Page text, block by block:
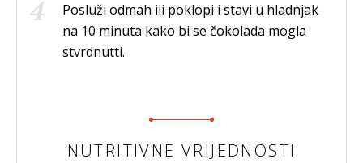
Posluži odmah ili poklopi i stavi u hladnjak
na 10 minuta kako bi se čokolada mogla
stvrdnutti.
NUTRITIVNE VRIJEDNOSTI